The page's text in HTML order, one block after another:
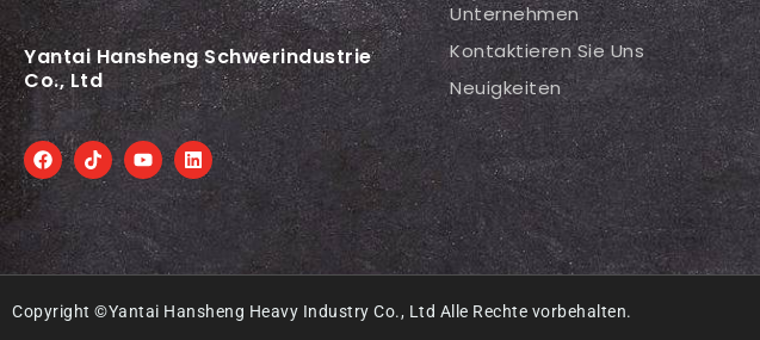
Yantai Hansheng Schwerindustrie
Co., Ltd
Unternehmen
Kontaktieren Sie Uns
Neuigkeiten
Copyright ©Yantai Hansheng Heavy Industry Co., Ltd Alle Rechte vorbehalten.